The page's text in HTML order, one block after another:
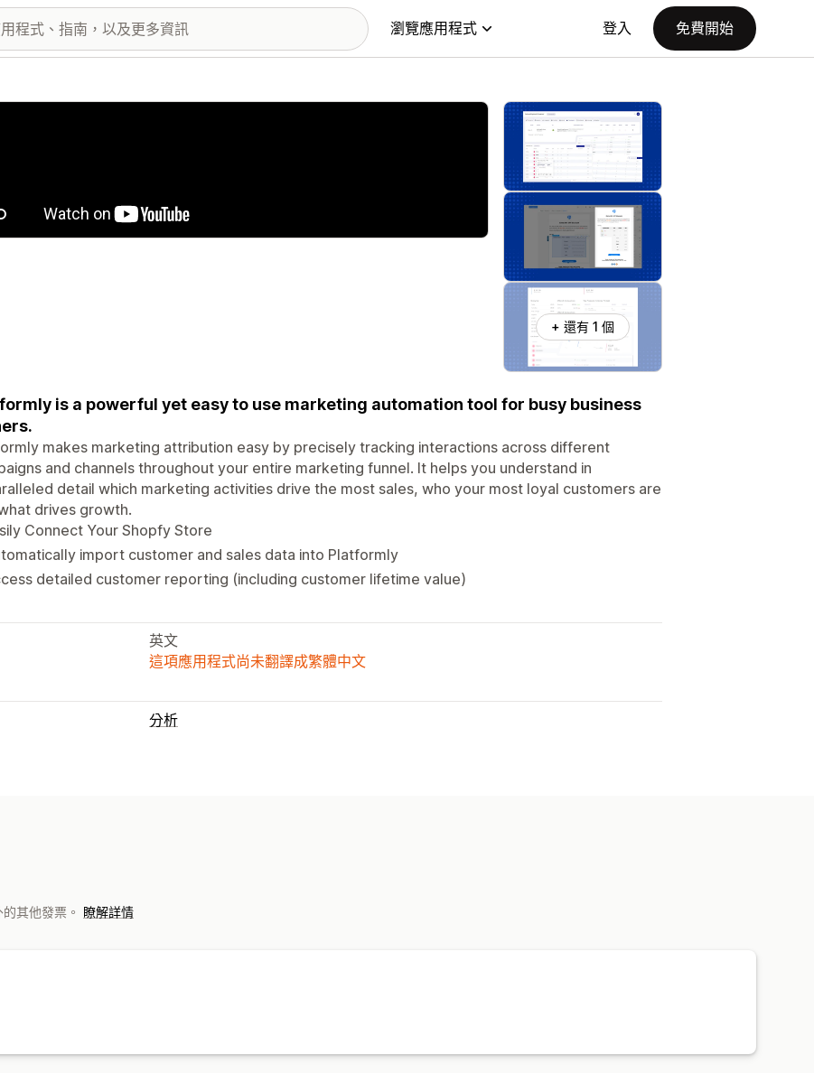
瀏覽應用程式 登入 免費開始
片圖庫
+ 還有 1 個
is a powerful yet easy to use marketing automation tool for busy business
makes marketing attribution easy by precisely tracking interactions across different
and channels throughout your entire marketing funnel. It helps you understand in
detail which marketing activities drive the most sales, who your most loyal customers are
drives growth.
Connect Your Shopfy Store
import customer and sales data into Platformly
detailed customer reporting (including customer lifetime value)
英文
這項應用程式尚未翻譯成繁體中文
分析
其他發票。 瞭解詳情